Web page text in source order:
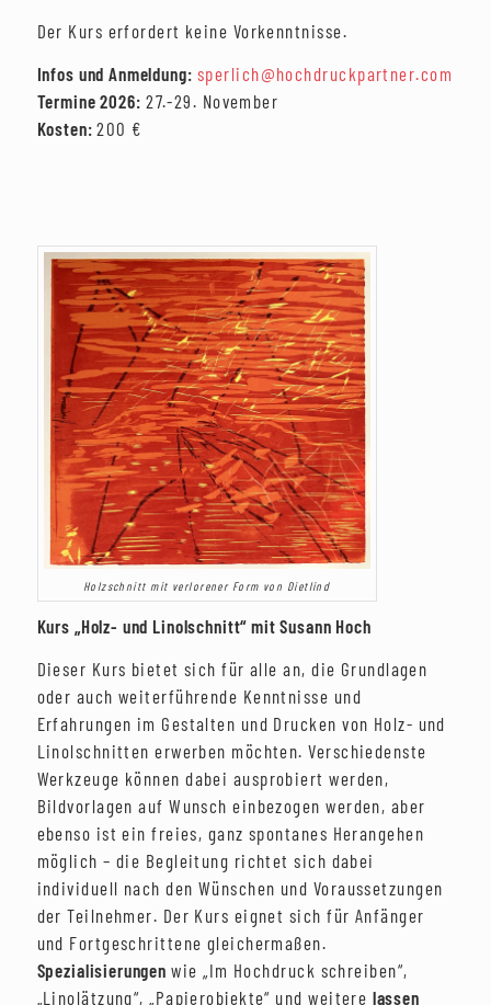
Der Kurs erfordert keine Vorkenntnisse.
Infos und Anmeldung: sperlich@hochdruckpartner.com
Termine 2026: 27.-29. November
Kosten:200 €
Holzschnitt mit verlorener Form von Dietlind
Kurs „Holz- und Linolschnitt“ mit Susann Hoch
Dieser Kurs bietet sich für alle an, die Grundlagen
oder auch weiterführende Kenntnisse und
Erfahrungen im Gestalten und Drucken von Holz- und
Linolschnitten erwerben möchten. Verschiedenste
Werkzeuge können dabei ausprobiert werden,
Bildvorlagen auf Wunsch einbezogen werden, aber
ebenso ist ein freies, ganz spontanes Herangehen
möglich – die Begleitung richtet sich dabei
individuell nach den Wünschen und Voraussetzungen
der Teilnehmer. Der Kurs eignet sich für Anfänger
und Fortgeschrittene gleichermaßen.
Spezialisierungen wie „Im Hochdruck schreiben“,
„Linolätzung“, „Papierobjekte“ und weitere lassen